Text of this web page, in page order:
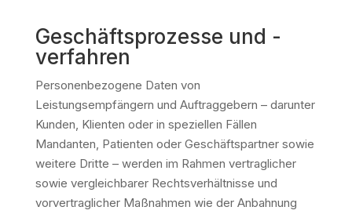
Geschäftsprozesse und -
verfahren
Personenbezogene Daten von
Leistungsempfängern und Auftraggebern – darunter
Kunden, Klienten oder in speziellen Fällen
Mandanten, Patienten oder Geschäftspartner sowie
weitere Dritte – werden im Rahmen vertraglicher
sowie vergleichbarer Rechtsverhältnisse und
vorvertraglicher Maßnahmen wie der Anbahnung